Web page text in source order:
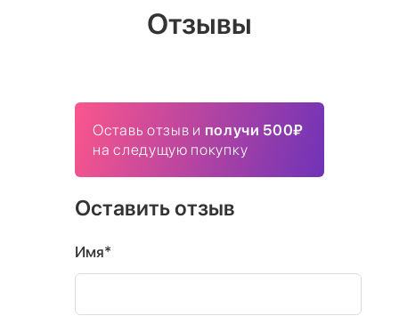
Отзывы
Оставь отзыв и получи 500₽
на следущую покупку
Оставить отзыв
Имя*